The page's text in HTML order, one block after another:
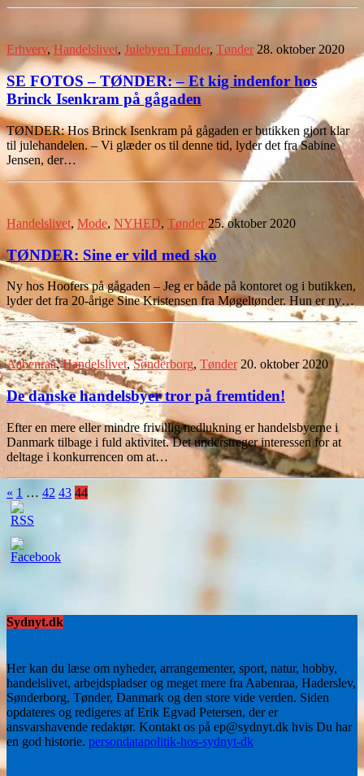
Erhverv, Handelslivet, Julebyen Tønder,Tønder 28. oktober 2020
SE FOTOS – TØNDER: – Et kig indenfor hos
Brinck Isenkram på gågaden
TØNDER: Hos Brinck Isenkram på gågaden er butikken gjort klar
til julehandelen. – Vi glæder os til denne tid, lyder det fra Sabine
Jensen, der…
Handelslivet, Mode, NYHED, Tønder 25. oktober 2020
TØNDER: Sine er vild med sko
Ny hos Hoofers på gågaden – Jeg er både på kontoret og i butikken,
lyder det fra 20-årige Sine Kristensen fra Møgeltønder. Hun er ny…
Aabenraa,Handelslivet,Sønderborg, Tønder 20. oktober 2020
De danske handelsbyer tror på fremtiden!
Efter en mere eller mindre frivillig nedlukning er handelsbyerne i
Danmark tilbage i fuld aktivitet. Det understreger interessen for at
deltage i konkurrencen om at…
« 1 … 42 43 44
Sydnyt.dk
Her kan du læse om nyheder, arrangementer, sport, natur, hobby,
handelslivet, arbejdspladser og meget mere fra Aabenraa, Haderslev,
Sønderborg, Tønder, Danmark og den store vide verden. Siden
opdateres og redigeres af Erik Egvad Petersen, der er
ansvarshavende redaktør. Kontakt os på ep@sydnyt.dk hvis Du har
en god historie. persondatapolitik-hos-sydnyt-dk